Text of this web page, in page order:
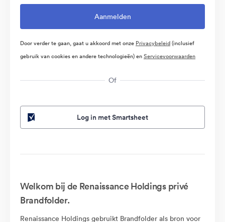
Door verder te gaan, gaat u akkoord met onze Privacybeleid(inclusief
gebruik van cookies en andere technologieën) enServicevoorwaarden
Of
Log in met Smartsheet
Welkom bij de Renaissance Holdings privé
Brandfolder.
Renaissance Holdings gebruikt Brandfolder als bron voor